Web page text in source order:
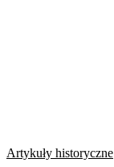
Artykuły historyczne